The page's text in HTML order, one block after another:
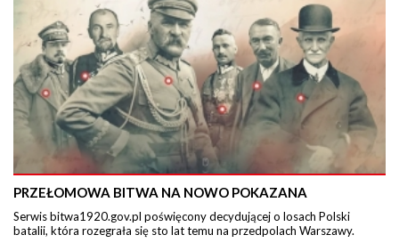
PRZEŁOMOWA BITWA NA NOWO POKAZANA
Serwis bitwa1920.gov.pl poświęcony decydującej o losach Polski
batalii, która rozegrała się sto lat temu na przedpolach Warszawy.